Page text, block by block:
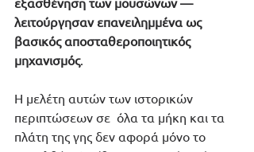
λειτούργησαν επανειλημμένα ως
βασικός αποσταθεροποιητικός
μηχανισμός.
Η μελέτη αυτών των ιστορικών
περιπτώσεων σε  όλα τα μήκη και τα
πλάτη της γης δεν αφορά μόνο το